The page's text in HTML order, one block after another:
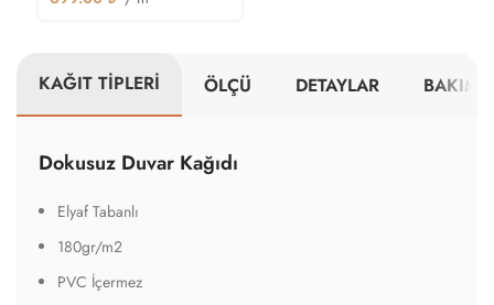
KAĞIT TİPLERİ ÖLÇÜ DETAYLAR BAKIM
Dokusuz Duvar Kağıdı
Elyaf Tabanlı
180gr/m2
PVC İçermez